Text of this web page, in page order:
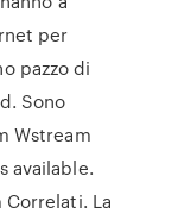
per
pazzo di
Sono
Wstream
available.
Correlati. La